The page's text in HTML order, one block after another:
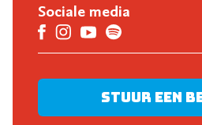
Sociale media
Stuur een